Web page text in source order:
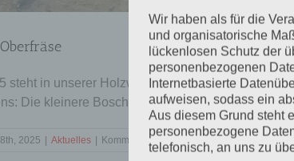
steht in unserer Holzwerkstatt auch die 18 V
Die kleinere Bosch 12 V Fräse ist
2025 Aktuelles Kommentare deaktiviertfür
Neue
Wir haben als für die
und organisatorische
lückenlosen Schutz der
personenbezogenen
Internetbasierte
aufweisen, sodass ein
Aus diesem Grund steht
personenbezogene
telefonisch, an uns zu